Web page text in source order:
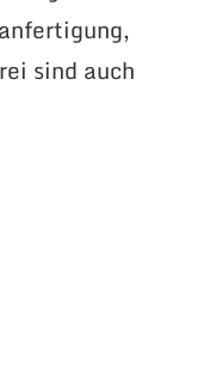
sind auch